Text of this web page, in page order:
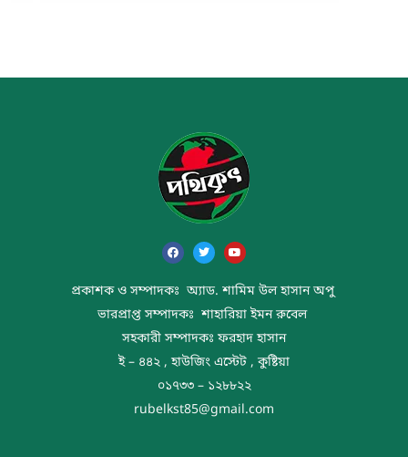
প্রকাশক ও সম্পাদকঃ অ্যাড. শামিম উল হাসান অপু
ভারপ্রাপ্ত সম্পাদকঃ শাহারিয়া ইমন রুবেল
সহকারী সম্পাদকঃ ফরহাদ হাসান
ই – ৪৪২ , হাউজিং এস্টেট , কুষ্টিয়া
০১৭৩৩ – ১২৮৮২২
rubelkst85@gmail.com